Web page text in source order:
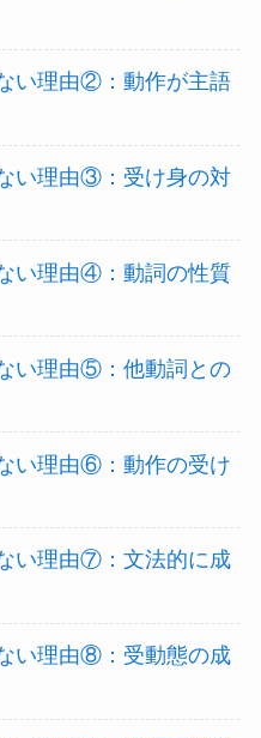
い理由②：動作が主語
い理由③：受け身の対
い理由④：動詞の性質
い理由⑤：他動詞との
い理由⑥：動作の受け
い理由⑦：文法的に成
い理由⑧：受動態の成